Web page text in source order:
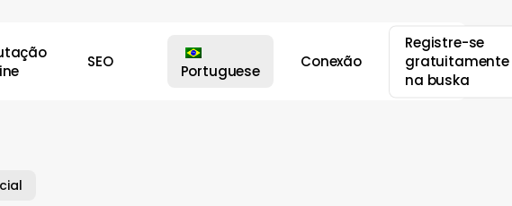
SEO Portuguese Conexão
Registre-se
gratuitamente
na buska